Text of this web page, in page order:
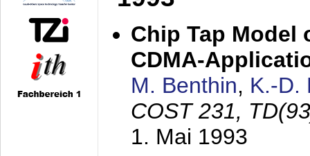
Chip Tap Model
CDMA-
M. Benthin, K.-D.
COST 231,
1. Mai 1993